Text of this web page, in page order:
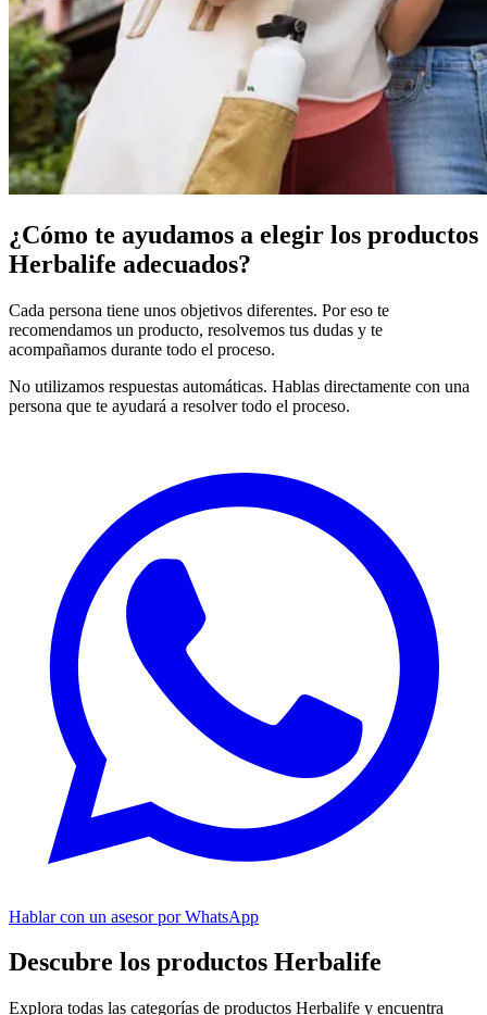
¿Cómo te ayudamos a elegir los productos
Herbalife adecuados?
Cada persona tiene unos objetivos diferentes. Por eso te
recomendamos un producto, resolvemos tus dudas y te
acompañamos durante todo el proceso.
No utilizamos respuestas automáticas. Hablas directamente con una
persona que te ayudará a resolver todo el proceso.
Hablar con un asesor por WhatsApp
Descubre los productos Herbalife
Explora todas las categorías de productos Herbalife y encuentra